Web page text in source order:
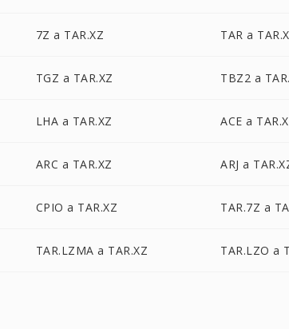
7Z a TAR.XZ TAR a
TGZ a TAR.XZ TBZ2 a
LHA a TAR.XZ ACE a
ARC a TAR.XZ ARJ a
CPIO a TAR.XZ TAR.7Z a
TAR.LZMA a TAR.XZ TAR.LZO a